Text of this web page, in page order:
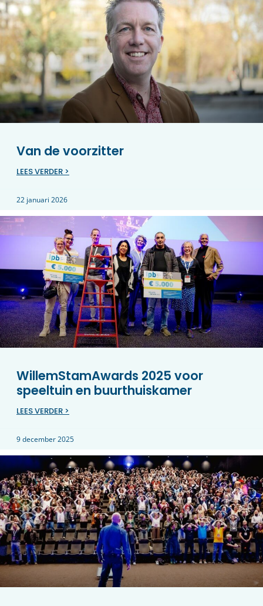
Van de voorzitter
LEES VERDER >
22 januari 2026
WillemStamAwards 2025 voor
speeltuin en buurthuiskamer
LEES VERDER >
9 december 2025